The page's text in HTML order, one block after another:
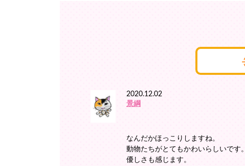
2020.12.02
景綱
なんだかほっこりしますね。
動物たちがとてもかわいらしいです。
優しさも感じます。